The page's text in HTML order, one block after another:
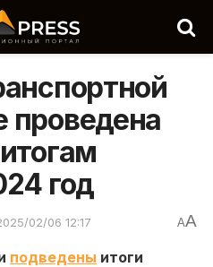
проведена
год
02/06 12:17 AA
подведены итоги